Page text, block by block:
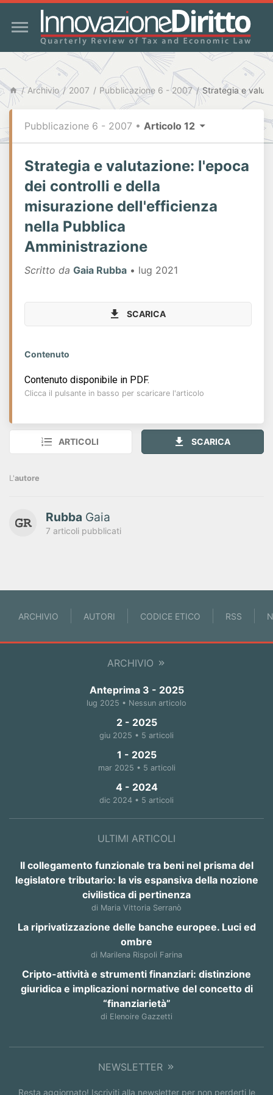
Archivio 2007 Pubblicazione 6 - 2007
Pubblicazione 6 - 2007 • Articolo 12
Strategia e valutazione: l'epoca
dei controlli e della
misurazione dell'efficienza
nella Pubblica
Amministrazione
Scritto da Gaia Rubba • lug 2021
SCARICA
Contenuto
Contenuto disponibile in PDF.
Clicca il pulsante in basso per scaricare l'articolo
ARTICOLI SCARICA
L'autore
Rubba Gaia
7 articoli pubblicati
ARCHIVIO AUTORI CODICE ETICO RSS
ARCHIVIO
Anteprima 3 - 2025
lug 2025 • Nessun articolo
2 - 2025
giu 2025 • 5 articoli
1 - 2025
mar 2025 • 5 articoli
4 - 2024
dic 2024 • 5 articoli
ULTIMI ARTICOLI
Il collegamento funzionale tra beni nel prisma del
legislatore tributario: la vis espansiva della nozione
civilistica di pertinenza
di Maria Vittoria Serranò
La riprivatizzazione delle banche europee. Luci ed
ombre
di Marilena Rispoli Farina
Cripto-attività e strumenti finanziari: distinzione
giuridica e implicazioni normative del concetto di
“finanziarietà”
di Elenoire Gazzetti
NEWSLETTER
Resta aggiornato! Iscriviti alla newsletter per non perderti le